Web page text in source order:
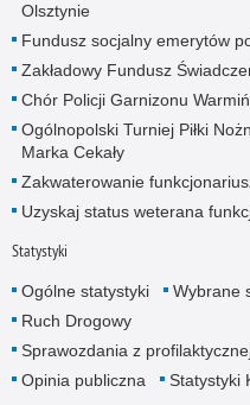
Olsztynie
Fundusz socjalny emerytów
Zakładowy Fundusz
Chór Policji Garnizonu
Ogólnopolski Turniej Piłki
Marka Cekały
Zakwaterowanie
Uzyskaj status weterana
Statystyki
Ogólne statystyki Wybrane
Ruch Drogowy
Sprawozdania z
Opinia publiczna
Statystyki